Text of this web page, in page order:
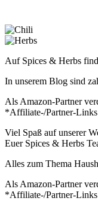
Auf Spices & Herbs
In unserem Blog sind
Als Amazon-Partner
*Affiliate-/Partner-Links
Viel Spaß auf unserer
Euer Spices & Herbs
Alles zum Thema
Als Amazon-Partner
*Affiliate-/Partner-Links